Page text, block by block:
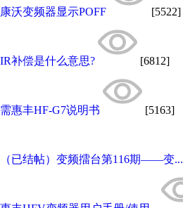
康沃变频器显示POFF [5522]
IR补偿是什么意思? [6812]
需惠丰HF-G7说明书 [5163]
（已结帖）变频擂台第116期——变...